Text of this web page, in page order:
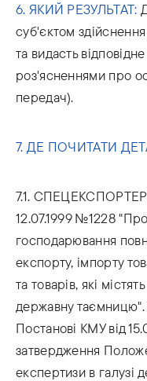
6. ЯКИЙ РЕЗУЛЬТАТ:
суб'єктом
та видасть
роз'ясненнями про
передач).
7. ДЕ ПОЧИТАТИ
7.1.
12.07.1999 №1228
господарювання
експорту, імпорту
та товарів, які
державну
Постанові КМУ від
затвердження
експертизи в галузі